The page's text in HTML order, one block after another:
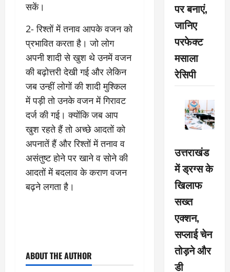
सकें।
2- रिश्तों में तनाव आपके वजन को
प्रभावित करता है। जो लोग
अपनी शादी से खुश थे उनमें वजन
की बढ़ोत्तरी देखी गई और लेकिन
जब उन्हीं लोगों की शादी मुश्किल
में पड़ी तो उनके वजन में गिरावट
दर्ज की गई। क्योंकि जब आप
खुश रहते हैं तो अच्छे आदतों को
अपनातें हैं और रिश्तों में तनाव व
असंतुष्ट होने पर खाने व सोने की
आदतों में बदलाव के कराण वजन
बढ़ने लगता है।
ABOUT THE AUTHOR
पर बनाएं,
जानिए
परफेक्ट
मसाला
रेसिपी
उत्तराखंड
में ड्रग्स के
खिलाफ
सख्त
एक्शन,
सप्लाई चेन
तोड़ने और
डी